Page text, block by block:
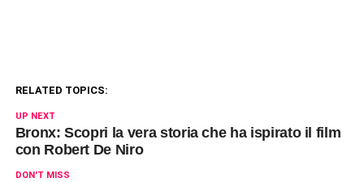
RELATED TOPICS:
UP NEXT
Bronx: Scopri la vera storia che ha ispirato il film
con Robert De Niro
DON'T MISS